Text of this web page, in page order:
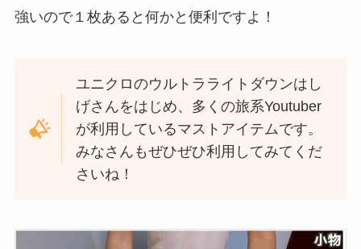
強いので１枚あると何かと便利ですよ！
ユニクロのウルトラライトダウンはし
げさんをはじめ、多くの旅系Youtuber
が利用しているマストアイテムです。
みなさんもぜひぜひ利用してみてくだ
さいね！